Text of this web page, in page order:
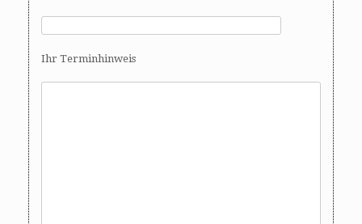
Ihr Terminhinweis